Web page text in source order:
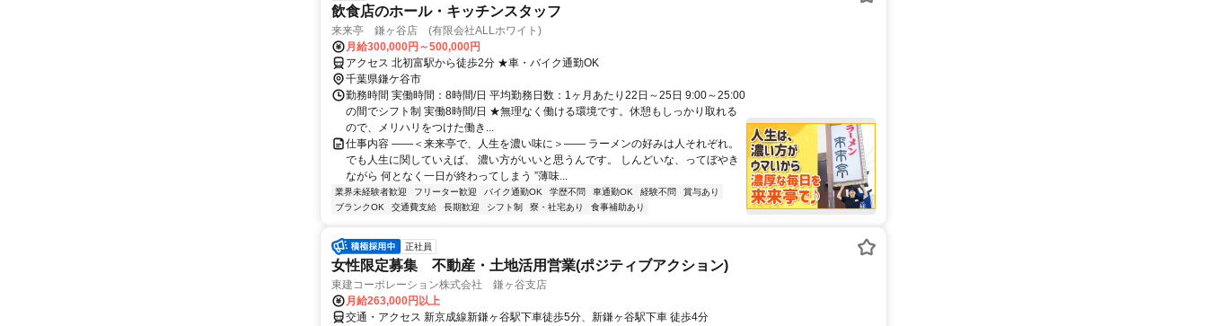
飲食店のホール・キッチンスタッフ
来来亭 鎌ヶ谷店 (有限会社ALLホワイト)
月給300,000円～500,000円
アクセス 北初富駅から徒歩2分 ★車・バイク通勤OK
千葉県鎌ケ谷市
勤務時間 実働時間：8時間/日 平均勤務日数：1ヶ月あたり22日～25日 9:00～25:00
の間でシフト制 実働8時間/日 ★無理なく働ける環境です。休憩もしっかり取れる
ので、メリハリをつけた働き...
仕事内容 ――＜来来亭で、人生を濃い味に＞―― ラーメンの好みは人それぞれ。
でも人生に関していえば、 濃い方がいいと思うんです。 しんどいな、ってぼやき
ながら 何となく一日が終わってしまう ”薄味...
業界未経験者歓迎 フリーター歓迎 バイク通勤OK 学歴不問 車通勤OK 経験不問
賞与あり
ブランクOK
交通費支給 長期歓迎 シフト制 寮・社宅あり 食事補助あり
正社員
女性限定募集 不動産・土地活用営業(ポジティブアクション)
東建コーポレーション株式会社 鎌ヶ谷支店
月給263,000円以上
交通・アクセス 新京成線新鎌ヶ谷駅下車徒歩5分、新鎌ヶ谷駅下車 徒歩4分